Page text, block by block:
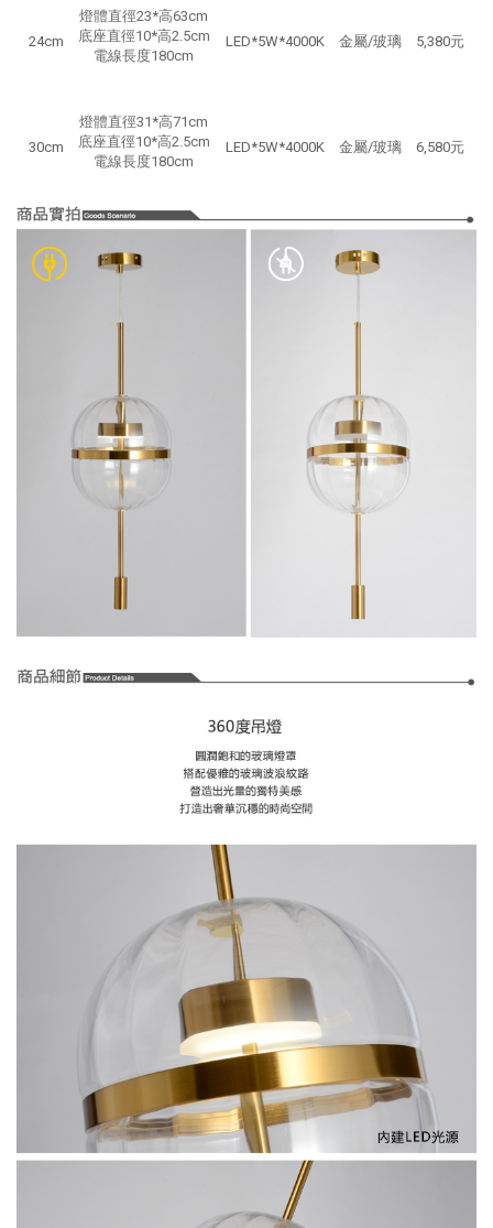
24cm
燈體直徑23*高63cm
底座直徑10*高2.5cm
電線長度180cm
LED*5W*4000K 金屬/玻璃 5,380元
30cm
燈體直徑31*高71cm
底座直徑10*高2.5cm
電線長度180cm
LED*5W*4000K 金屬/玻璃 6,580元